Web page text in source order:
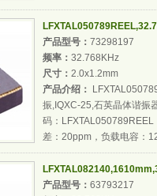
产品型号： 73298197
频率： 32.768KHz
尺寸： 2.0x1.2mm
产品介绍：
振,IQXC-25,石英晶体谐振
码：
差：20ppm，负载电容：
产品型号： 63793217